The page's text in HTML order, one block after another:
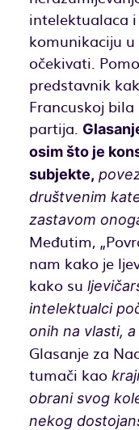
intelektualaca
komunikaciju
očekivati.
predstavnik
Francuskoj
partija.
osim što je
subjekte,
društvenim
zastavom
Međutim,
nam kako je
kako su
intelektualci
onih na vlasti,
Glasanje za
tumači kao
obrani svog
nekog